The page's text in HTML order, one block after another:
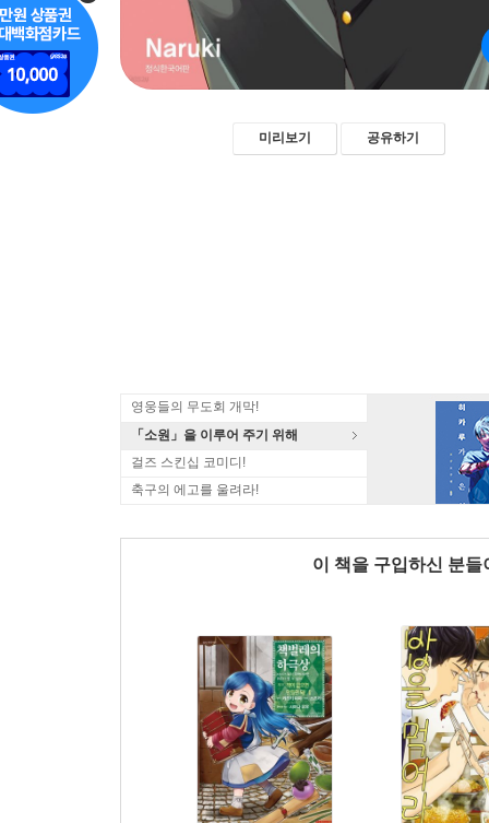
미리보기 공유하기
영웅들의 무도회 개막!
「소원」을 이루어 주기 위해
걸즈 스킨십 코미디!
축구의 에고를 울려라!
이 책을 구입하신 분